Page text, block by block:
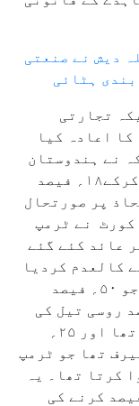
دیش نے صنعتی
ہٹائی
تجارتی
اعادہ کیا
نے ہندوستان
پر عائد محصولات کو۵۰؍ فیصد سے کم کرکے۱۸؍ فیصد
پر صورتحال
کورٹ نے ٹرمپ
عائد کئے گئے
کالعدم کردیا
ہے۔ یاد رہے کہ ٹرمپ انتظامیہ نے جو ۵۰؍ فیصد
تھا اس میں ۲۵؍ فیصد روسی تیل کی
تھا جو ٹرمپ
سے ۴؍ فیصد ہوا کرتا تھا۔ یہ
شدہ ٹیرف جسے کم کر کے ۱۸؍ فیصد کرنے کی